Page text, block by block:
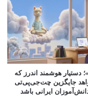
دستیار هوشمند اندرز که
جایگزین چت‌جی‌پی‌تی
ایرانی باشد